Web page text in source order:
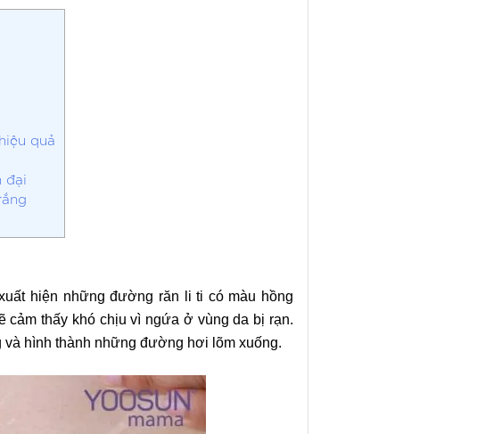
quả
đại
hiện những đường răn li ti có màu hồng
cảm thấy khó chịu vì ngứa ở vùng da bị rạn.
và hình thành những đường hơi lõm xuống.